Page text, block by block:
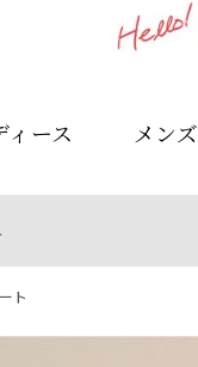
ィース メンズ
ト